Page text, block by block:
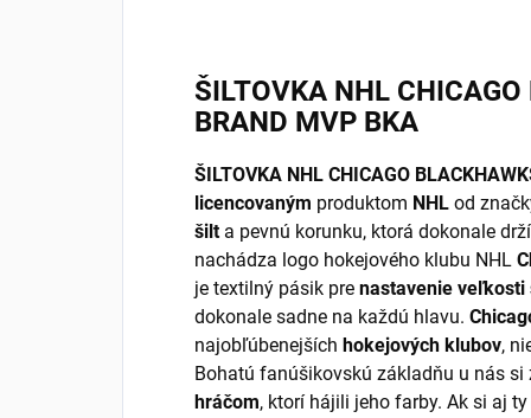
ŠILTOVKA NHL
BRAND MVP BKA
ŠILTOVKA NHL CHICAGO
licencovaným produktom NHL od
šilta pevnú korunku, ktorá dokonale
nachádza logo hokejového klubu NHL
je textilný pásik pre nastavenie veľkosti
dokonale sadne na každú hlavu.
najobľúbenejších hokejových klubov,
Bohatú fanúšikovskú základňu u nás
hráčom, ktorí hájili jeho farby. Ak si aj